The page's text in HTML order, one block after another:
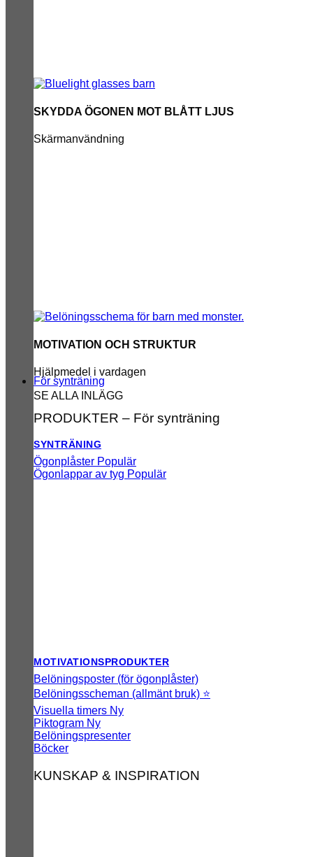
SKYDDA ÖGONEN MOT BLÅTT LJUS
Skärmanvändning
MOTIVATION OCH STRUKTUR
Hjälpmedel i vardagen
SE ALLA INLÄGG
För synträning
PRODUKTER – För synträning
SYNTRÄNING
Ögonplåster
Ögonlappar av tyg
MOTIVATIONSPRODUKTER
Belöningsposter (för ögonplåster)
Belöningsscheman (allmänt bruk) ⭐
Visuella timers
Piktogram
Belöningspresenter
Böcker
KUNSKAP & INSPIRATION